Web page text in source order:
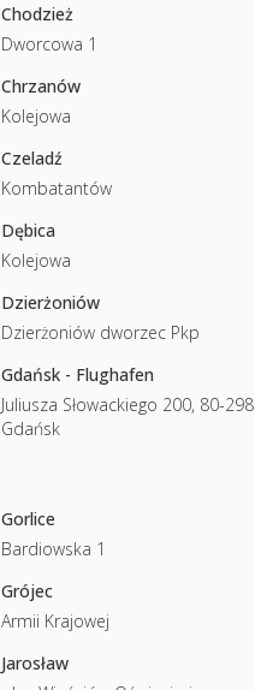
Chodzież
Dworcowa 1
Chrzanów
Kolejowa
Czeladź
Kombatantów
Dębica
Kolejowa
Dzierżoniów
Dzierżoniów dworzec Pkp
Gdańsk - Flughafen
Juliusza Słowackiego 200, 80-298
Gdańsk
Gorlice
Bardiowska 1
Grójec
Armii Krajowej
Jarosław